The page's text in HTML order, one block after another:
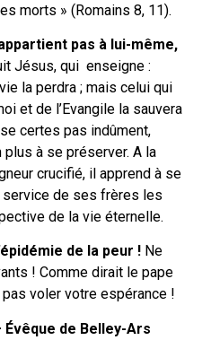
morts » (Romains 8, 11).
pas à lui-même,
Jésus, qui enseigne :
la perdra ; mais celui qui
et de l’Evangile la sauvera
certes pas indûment,
à se préserver. A la
crucifié, il apprend à se
service de ses frères les
de la vie éternelle.
de la peur ! Ne
! Comme dirait le pape
voler votre espérance !
Évêque de Belley-Ars